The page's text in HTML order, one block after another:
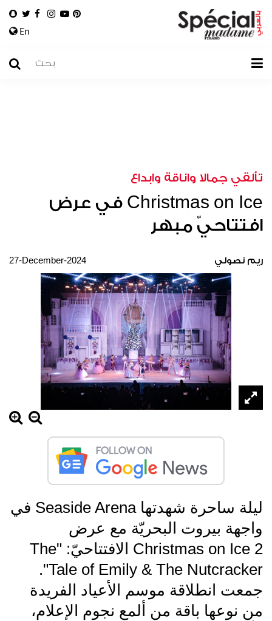
En
تألقي جمالا واناقة وابداع
Christmas on Ice في عرض
افتتاحيّ مبهر
ريم نصولي 27-December-2024
ليلة ساحرة شهدتها Seaside Arena في
واجهة بيروت البحريّة مع عرض
Christmas on Ice 2 الافتتاحيّ: "The
Tale of Emily & The Nutcracker".
جمعت انطلاقة موسم الأعياد الفريدة
من نوعها باقة من ألمع نجوم الإعلام،